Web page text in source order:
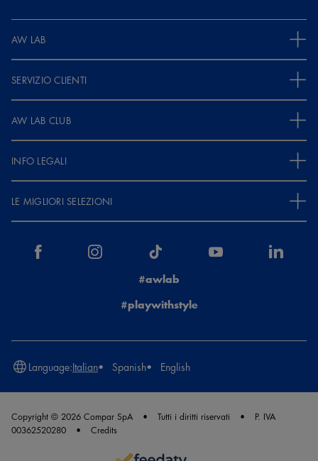
AW LAB
SERVIZIO CLIENTI
AW LAB CLUB
INFO LEGALI
LE MIGLIORI SELEZIONI
#awlab
#playwithstyle
Language:Italian Spanish English
Copyright © 2026 Compar SpA Tutti i diritti riservati
P. IVA
00362520280
Credits